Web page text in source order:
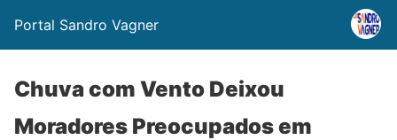
Portal Sandro Vagner
Chuva com Vento Deixou
Moradores Preocupados em